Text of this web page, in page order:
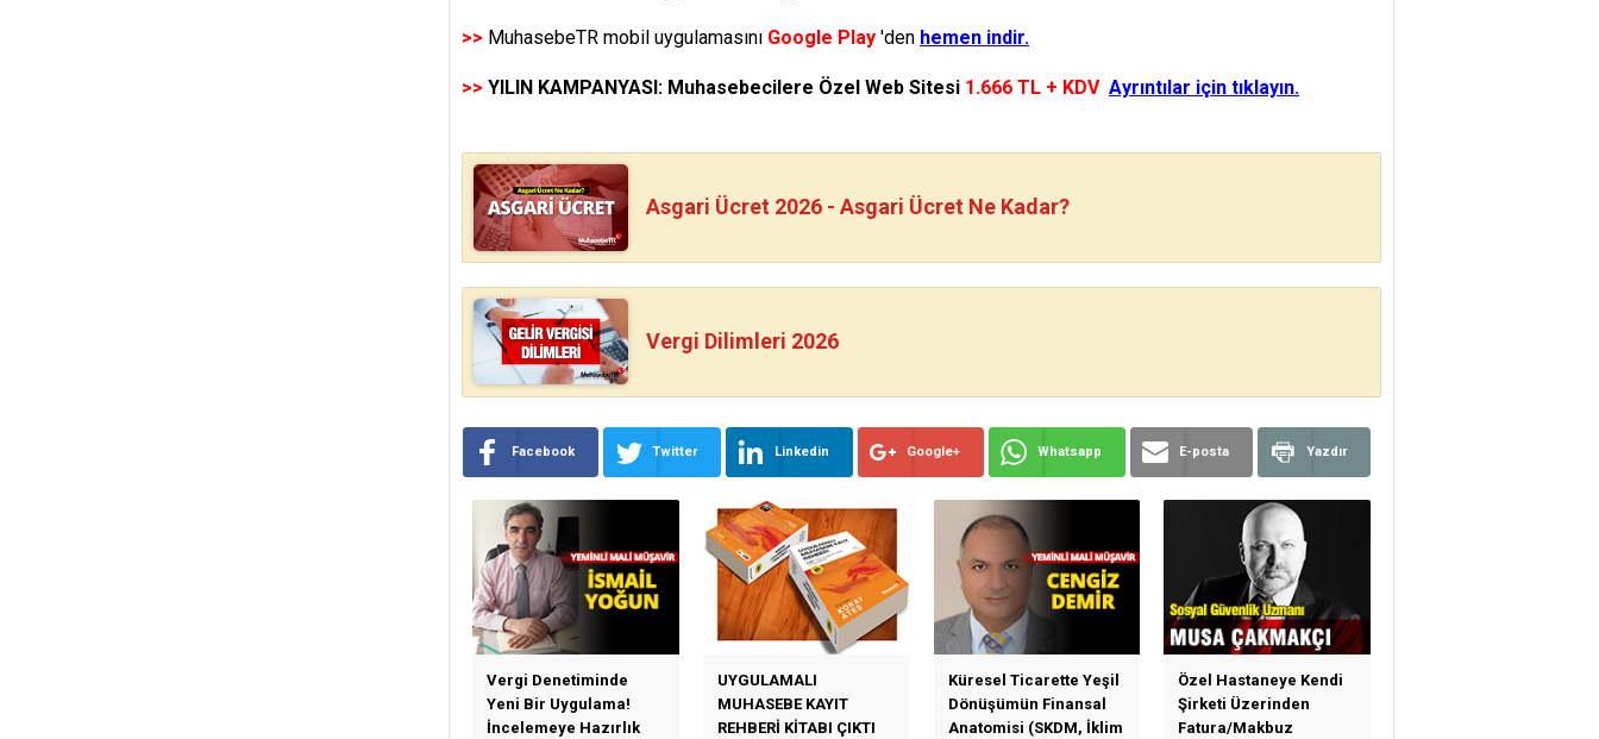
>> MuhasebeTR mobil uygulamasını Google Play 'den hemen indir.
>> YILIN KAMPANYASI: Muhasebecilere Özel Web Sitesi 1.666 TL + KDV Ayrıntılar için tıklayın.
Asgari Ücret 2026 - Asgari Ücret Ne Kadar?
Vergi Dilimleri 2026
Facebook Twitter Linkedin Google+ Whatsapp E-posta Yazdır
Vergi Denetiminde
Yeni Bir Uygulama!
İncelemeye Hazırlık
UYGULAMALI
MUHASEBE KAYIT
REHBERİ KİTABI ÇIKTI
Küresel Ticarette Yeşil
Dönüşümün Finansal
Anatomisi (SKDM, İklim
Özel Hastaneye Kendi
Şirketi Üzerinden
Fatura/Makbuz